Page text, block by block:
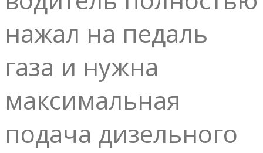
нажал на педаль
газа и нужна
максимальная
подача дизельного